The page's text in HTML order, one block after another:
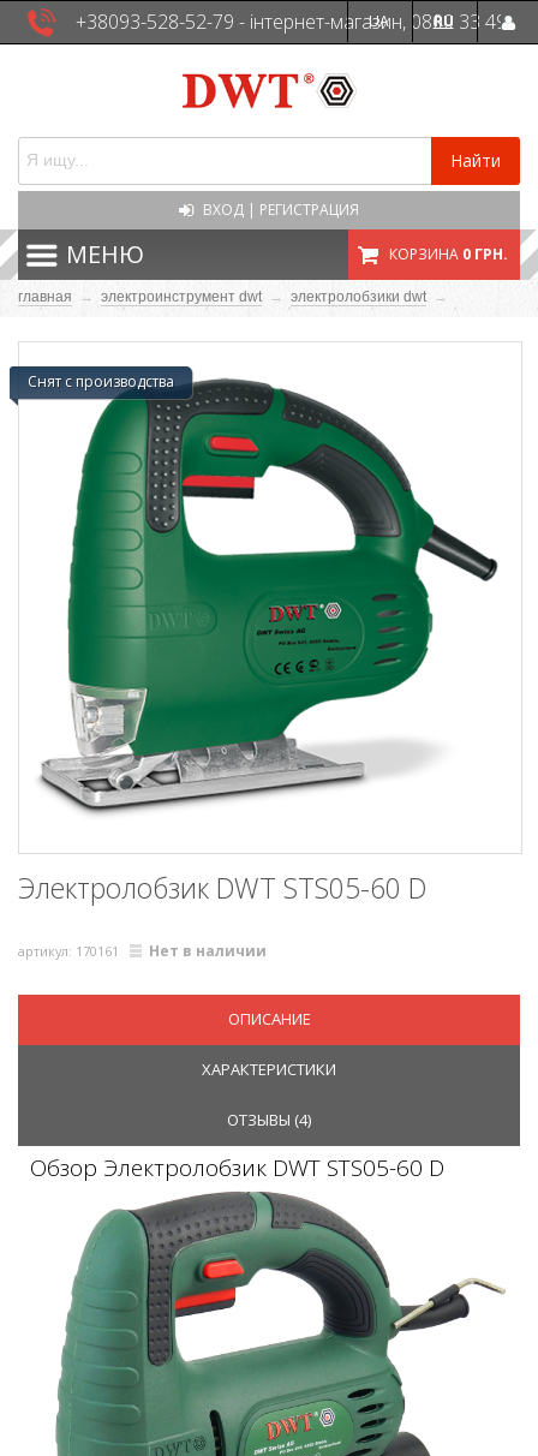
+38093-528-52-79 - інтернет-магазин, 0800 33 49
UA RU
Найти
ВХОД | РЕГИСТРАЦИЯ
МЕНЮ КОРЗИНА 0 ГРН.
главная → электроинструмент dwt → электролобзики dwt →
Снят с производства
Электролобзик DWT STS05-60 D
артикул: 170161 Нет в наличии
ОПИСАНИЕ
ХАРАКТЕРИСТИКИ
ОТЗЫВЫ (4)
Обзор Электролобзик DWT STS05-60 D